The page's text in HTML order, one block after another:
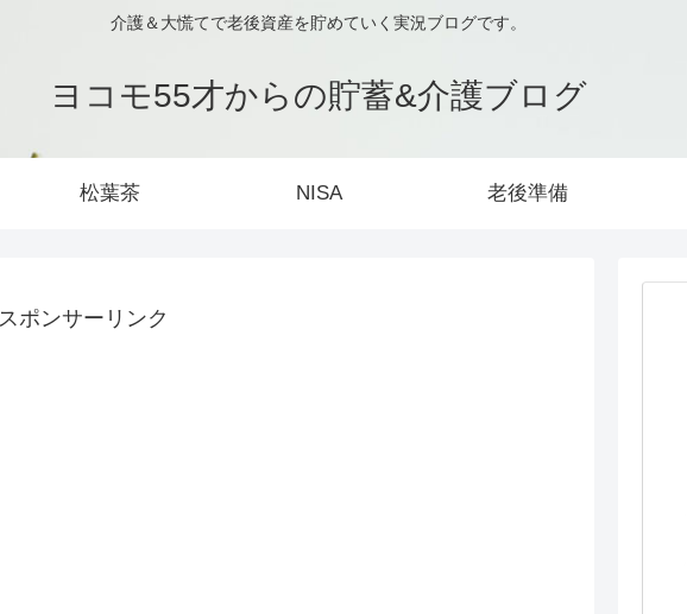
介護＆大慌てで老後資産を貯めていく実況ブログです。
ヨコモ55才からの貯蓄&介護ブログ
松葉茶 NISA 老後準備
スポンサーリンク